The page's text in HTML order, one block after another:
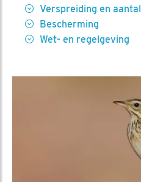
Verspreiding en aantal
Bescherming
Wet- en regelgeving